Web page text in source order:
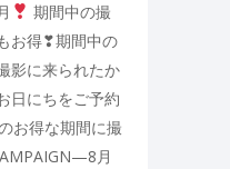
期間中の撮
お得❣期間中の
影に来られたか
日にちをご予約
お得な期間に撮
月